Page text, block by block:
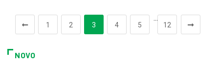
1 2 3 4 5
…
12
NOVO